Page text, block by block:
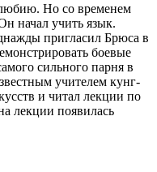
Но со временем
начал учить язык.
пригласил Брюса в
боевые
сильного парня в
учителем кунг-
и читал лекции по
лекции появилась